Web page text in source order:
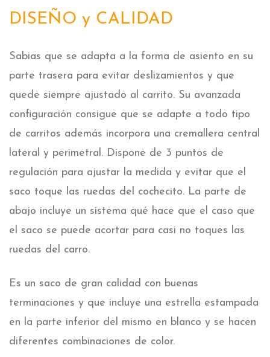
DISEÑO y CALIDAD
Sabias que se adapta a la forma de asiento en su
parte trasera para evitar deslizamientos y que
quede siempre ajustado al carrito. Su avanzada
configuración consigue que se adapte a todo tipo
de carritos además incorpora una cremallera central
lateral y perimetral. Dispone de 3 puntos de
regulación para ajustar la medida y evitar que el
saco toque las ruedas del cochecito. La parte de
abajo incluye un sistema qué hace que el caso que
el saco se puede acortar para casi no toques las
ruedas del carro.
Es un saco de gran calidad con buenas
terminaciones y que incluye una estrella estampada
en la parte inferior del mismo en blanco y se hacen
diferentes combinaciones de color.